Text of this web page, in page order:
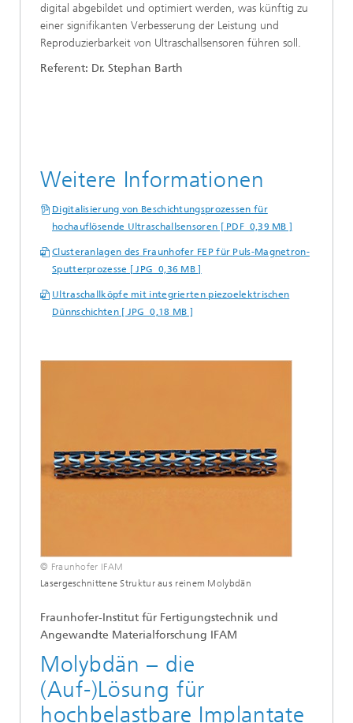
digital abgebildet und optimiert werden, was künftig zu
einer signifikanten Verbesserung der Leistung und
Reproduzierbarkeit von Ultraschallsensoren führen soll.
Referent: Dr. Stephan Barth
Weitere Informationen
Digitalisierung von Beschichtungsprozessen für
hochauflösende Ultraschallsensoren [ PDF 0,39 MB ]
Clusteranlagen des Fraunhofer FEP für Puls-Magnetron-
Sputterprozesse [ JPG 0,36 MB ]
Ultraschallköpfe mit integrierten piezoelektrischen
Dünnschichten [ JPG 0,18 MB ]
© Fraunhofer IFAM
Lasergeschnittene Struktur aus reinem Molybdän
Fraunhofer-Institut für Fertigungstechnik und
Angewandte Materialforschung IFAM
Molybdän – die
(Auf-)Lösung für
hochbelastbare Implantate